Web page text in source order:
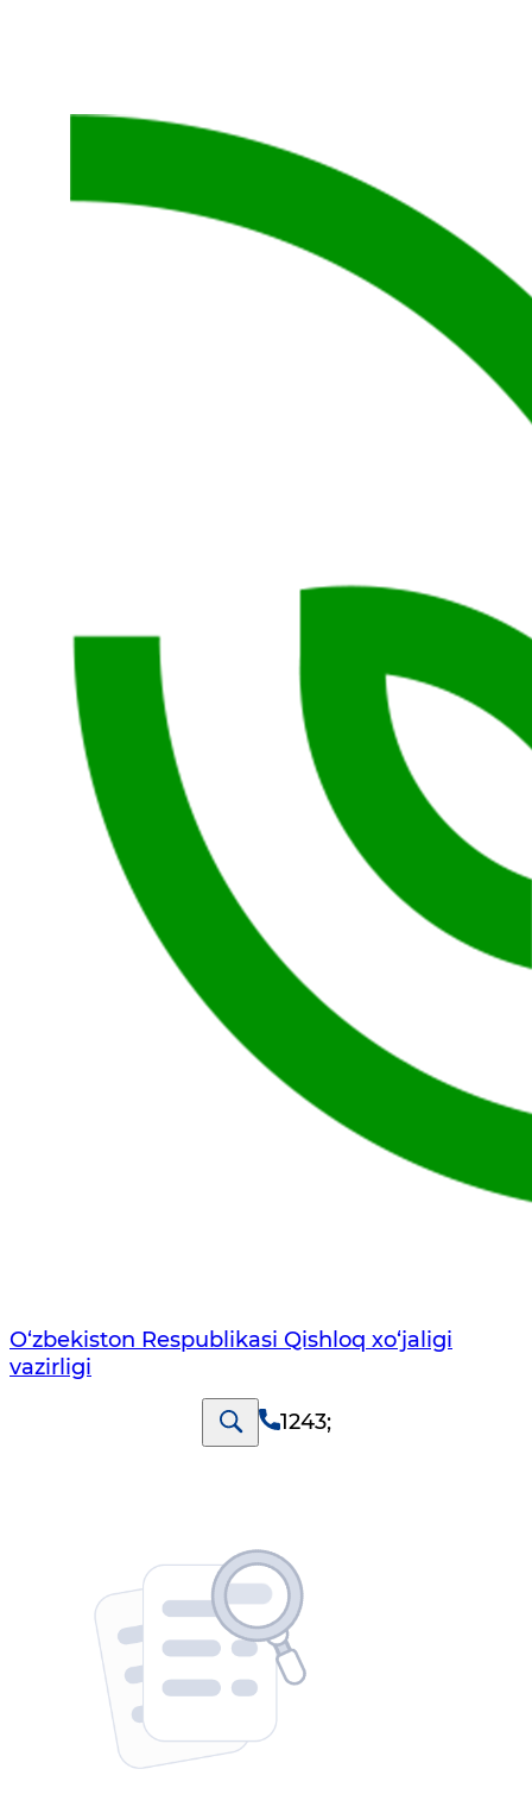
O‘zbekiston Respublikasi Qishloq хo‘jаligi
vаzirligi
1243;